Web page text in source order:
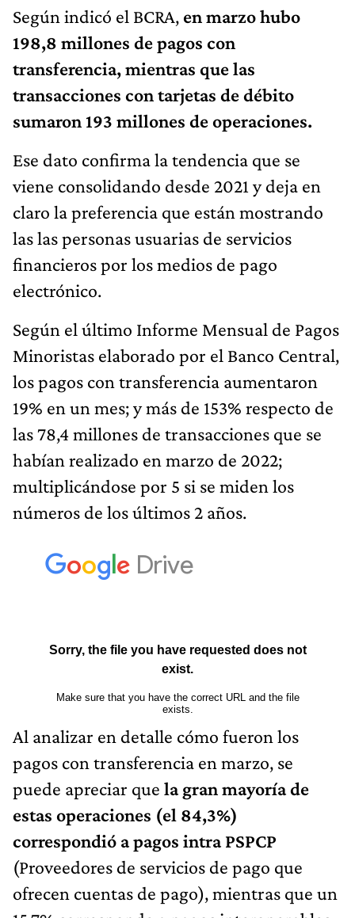
Según indicó el BCRA, en marzo hubo
198,8 millones de pagos con
transferencia, mientras que las
transacciones con tarjetas de débito
sumaron 193 millones de operaciones.
Ese dato confirma la tendencia que se
viene consolidando desde 2021 y deja en
claro la preferencia que están mostrando
las las personas usuarias de servicios
financieros por los medios de pago
electrónico.
Según el último Informe Mensual de Pagos
Minoristas elaborado por el Banco Central,
los pagos con transferencia aumentaron
19% en un mes; y más de 153% respecto de
las 78,4 millones de transacciones que se
habían realizado en marzo de 2022;
multiplicándose por 5 si se miden los
números de los últimos 2 años.
Al analizar en detalle cómo fueron los
pagos con transferencia en marzo, se
puede apreciar que la gran mayoría de
estas operaciones (el 84,3%)
correspondió a pagos intra PSPCP
(Proveedores de servicios de pago que
ofrecen cuentas de pago), mientras que un